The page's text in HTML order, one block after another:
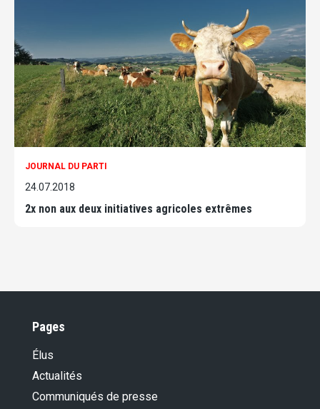
JOURNAL DU PARTI
24.07.2018
2x non aux deux initiatives agricoles extrêmes
Pages
Élus
Actualités
Communiqués de presse